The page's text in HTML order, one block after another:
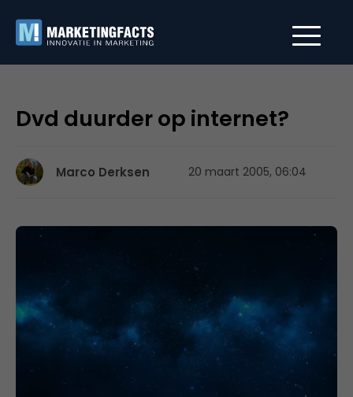
Dvd duurder op internet?
Marco Derksen 20 maart 2005, 06:04